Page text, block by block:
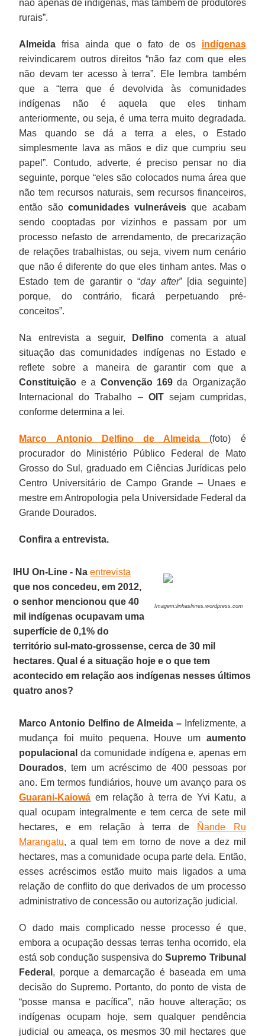
não apenas de indígenas, mas também de produtores
rurais”.
Almeida frisa ainda que o fato de os indígenas
reivindicarem outros direitos “não faz com que eles
não devam ter acesso à terra”. Ele lembra também
que a “terra que é devolvida às comunidades
indígenas não é aquela que eles tinham
anteriormente, ou seja, é uma terra muito degradada.
Mas quando se dá a terra a eles, o Estado
simplesmente lava as mãos e diz que cumpriu seu
papel”. Contudo, adverte, é preciso pensar no dia
seguinte, porque “eles são colocados numa área que
não tem recursos naturais, sem recursos financeiros,
então são comunidades vulneráveis que acabam
sendo cooptadas por vizinhos e passam por um
processo nefasto de arrendamento, de precarização
de relações trabalhistas, ou seja, vivem num cenário
que não é diferente do que eles tinham antes. Mas o
Estado tem de garantir o “day after” [dia seguinte]
porque, do contrário, ficará perpetuando pré-
conceitos”.
Na entrevista a seguir, Delfino comenta a atual
situação das comunidades indígenas no Estado e
reflete sobre a maneira de garantir com que a
Constituição e a Convenção 169da Organização
Internacional do Trabalho – OITsejam cumpridas,
conforme determina a lei.
Marco Antonio Delfino de Almeida
(foto) é
procurador do Ministério Público Federal de Mato
Grosso do Sul, graduado em Ciências Jurídicas pelo
Centro Universitário de Campo Grande – Unaes e
mestre em Antropologia pela Universidade Federal da
Grande Dourados.
Confira a entrevista.
Imagem:linhaslivres.wordpress.com
IHU On-Line - Naentrevista
que nos concedeu, em 2012,
o senhor mencionou que 40
mil indígenas ocupavam uma
superfície de 0,1% do
território sul-mato-grossense, cerca de 30 mil
hectares. Qual é a situação hoje e o que tem
acontecido em relação aos indígenas nesses últimos
quatro anos?
Marco Antonio Delfino de Almeida –Infelizmente, a
mudança foi muito pequena. Houve um aumento
populacional da comunidade indígena e, apenas em
Dourados, tem um acréscimo de 400 pessoas por
ano. Em termos fundiários, houve um avanço para os
Guarani-Kaiowá em relação à terra de Yvi Katu, a
qual ocupam integralmente e tem cerca de sete mil
hectares, e em relação à terra de
Ñande Ru
Marangatu, a qual tem em torno de nove a dez mil
hectares, mas a comunidade ocupa parte dela. Então,
esses acréscimos estão muito mais ligados a uma
relação de conflito do que derivados de um processo
administrativo de concessão ou autorização judicial.
O dado mais complicado nesse processo é que,
embora a ocupação dessas terras tenha ocorrido, ela
está sob condução suspensiva doSupremo Tribunal
Federal , porque a demarcação é baseada em uma
decisão do Supremo. Portanto, do ponto de vista de
“posse mansa e pacífica”, não houve alteração; os
indígenas ocupam hoje, sem qualquer pendência
judicial ou ameaça, os mesmos 30 mil hectares que